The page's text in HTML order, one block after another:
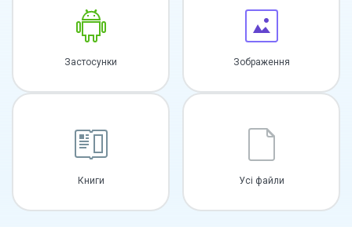
Застосунки Зображення
Книги Усі файли